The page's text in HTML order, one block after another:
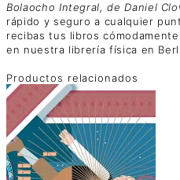
Bolaocho Integral, de Daniel
rápido y seguro a cualquier
recibas tus libros
en nuestra librería física en
Productos relacionados